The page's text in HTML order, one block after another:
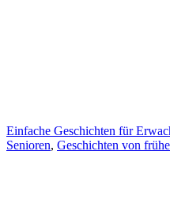
Einfache Geschichten für
Senioren, Geschichten von